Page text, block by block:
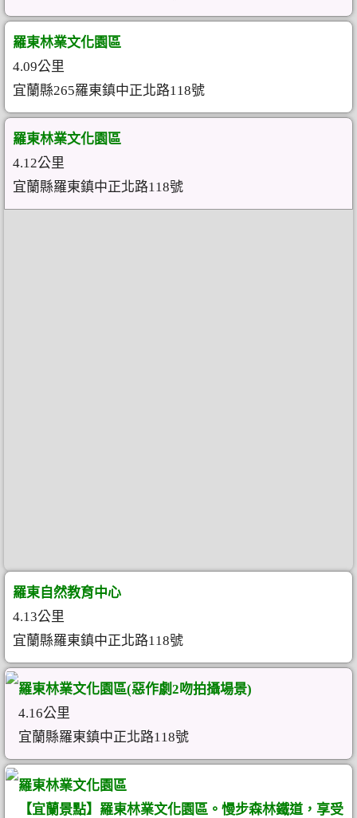
羅東林業文化園區
4.09公里
宜蘭縣265羅東鎮中正北路118號
羅東林業文化園區
4.12公里
宜蘭縣羅東鎮中正北路118號
羅東自然教育中心
4.13公里
宜蘭縣羅東鎮中正北路118號
羅東林業文化園區(惡作劇2吻拍攝場景)
4.16公里
宜蘭縣羅東鎮中正北路118號
羅東林業文化園區
【宜蘭景點】羅東林業文化園區。慢步森林鐵道，享受